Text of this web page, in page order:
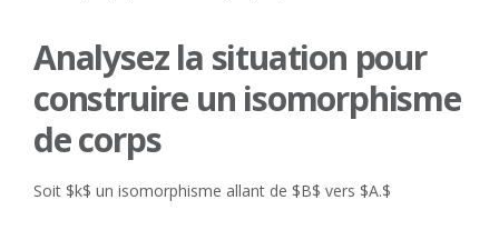
Analysez la situation pour
construire un isomorphisme
de corps
Soit $k$ un isomorphisme allant de $B$ vers $A.$